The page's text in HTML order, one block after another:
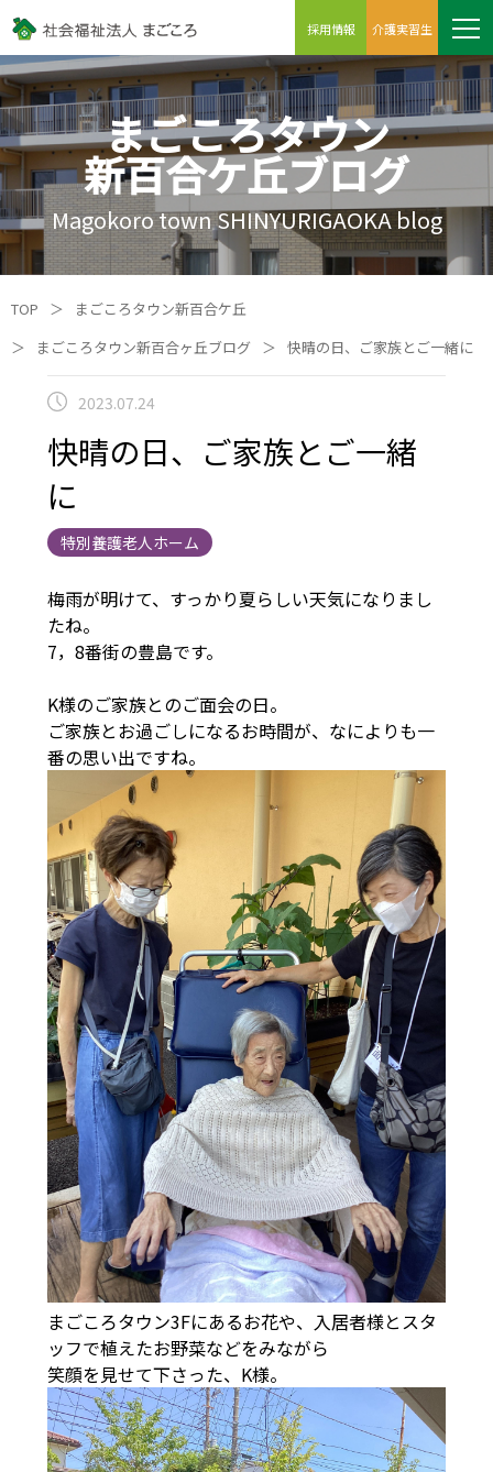
採用情報 介護実習生
まごころタウン
新百合ケ丘ブログ
Magokoro town SHINYURIGAOKA blog
TOP ＞
まごころタウン新百合ケ丘
＞
まごころタウン新百合ヶ丘ブログ ＞ 快晴の日、ご家族とご一緒に
2023.07.24
快晴の日、ご家族とご一緒
に
特別養護老人ホーム
梅雨が明けて、すっかり夏らしい天気になりまし
たね。
7，8番街の豊島です。
K様のご家族とのご面会の日。
ご家族とお過ごしになるお時間が、なによりも一
番の思い出ですね。
まごころタウン3Fにあるお花や、入居者様とスタ
ッフで植えたお野菜などをみながら
笑顔を見せて下さった、K様。